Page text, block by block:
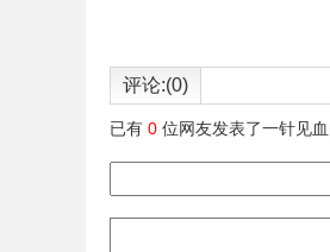
评论:(0)
已有 0 位网友发表了一针见